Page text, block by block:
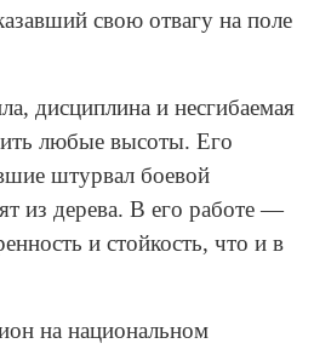
свою отвагу на поле
дисциплина и несгибаемая
любые высоты. Его
штурвал боевой
из дерева. В его работе —
и стойкость, что и в
на национальном